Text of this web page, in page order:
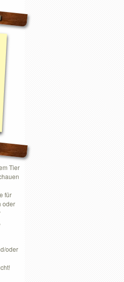
Tier
für
oder
oder